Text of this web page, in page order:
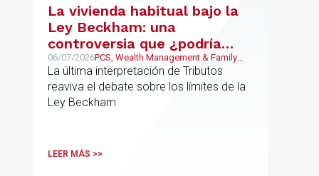
La vivienda habitual bajo la
Ley Beckham: una
controversia que ¿podría
estar llegando a su fin?
06/07/2026PCS, Wealth Management & Family
Business, Fiscal
La última interpretación de Tributos
reaviva el debate sobre los límites de la
Ley Beckham
LEER MÁS >>